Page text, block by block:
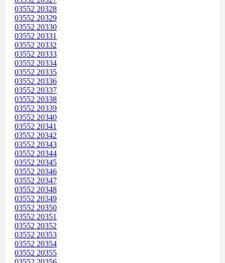
03552 20328
03552 20329
03552 20330
03552 20331
03552 20332
03552 20333
03552 20334
03552 20335
03552 20336
03552 20337
03552 20338
03552 20339
03552 20340
03552 20341
03552 20342
03552 20343
03552 20344
03552 20345
03552 20346
03552 20347
03552 20348
03552 20349
03552 20350
03552 20351
03552 20352
03552 20353
03552 20354
03552 20355